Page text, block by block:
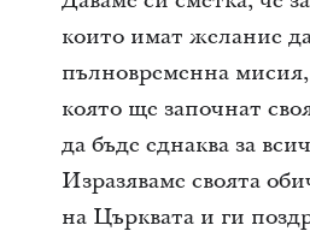
които имат желание
пълновременна мисия,
която ще започнат
да бъде еднаква за
Изразяваме своята
на Църквата и ги